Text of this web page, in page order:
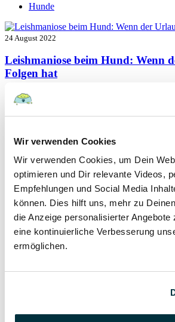
Wir verwenden Cookies
Wir verwenden Cookies, um Dein
optimieren und Dir relevante Videos,
Empfehlungen und Social Media
können. Dies hilft uns, mehr zu
die Anzeige personalisierter Angebote
eine kontinuierliche Verbesserung
ermöglichen.
Hunde
24 August 2022
Leishmaniose beim Hund: Wenn
Folgen hat
Hunde
22 August 2022
Hundefutter und Wasser im
besonders geachtet werden?
Hunde
17 August 2022
Was dürfen Katzen nicht essen?
Katzen